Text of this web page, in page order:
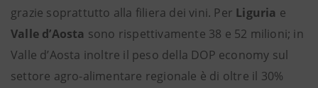
grazie soprattutto alla filiera dei vini. Per Liguria e
Valle d’Aosta sono rispettivamente 38 e 52 milioni; in
Valle d’Aosta inoltre il peso della DOP economy sul
settore agro-alimentare regionale è di oltre il 30%